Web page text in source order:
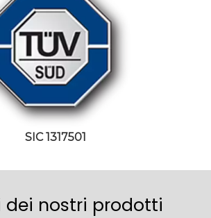
SIC 1317501
dei nostri prodotti